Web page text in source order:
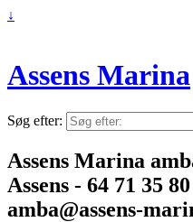
↓
Assens Marina
Søg efter:
Assens Marina
Assens - 64 71 35
amba@assens-